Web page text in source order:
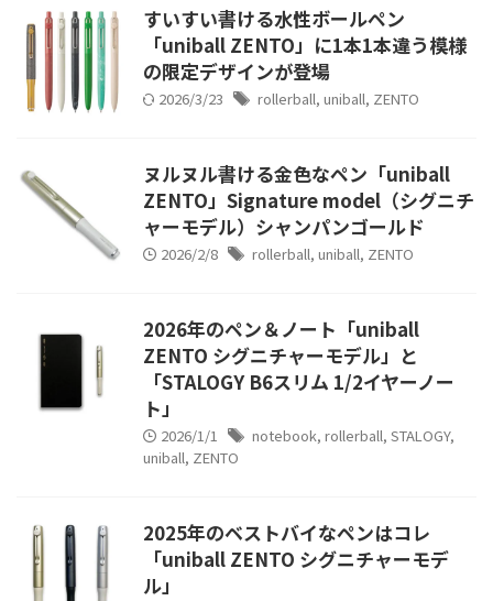
すいすい書ける水性ボールペン
「uniball ZENTO」に1本1本違う模様
の限定デザインが登場
2026/3/23 rollerball, uniball, ZENTO
ヌルヌル書ける金色なペン「uniball
ZENTO」Signature model（シグニチ
ャーモデル）シャンパンゴールド
2026/2/8 rollerball, uniball, ZENTO
2026年のペン＆ノート「uniball
ZENTO シグニチャーモデル」と
「STALOGY B6スリム 1/2イヤーノー
ト」
2026/1/1 notebook, rollerball, STALOGY,
uniball, ZENTO
2025年のベストバイなペンはコレ
「uniball ZENTO シグニチャーモデ
ル」